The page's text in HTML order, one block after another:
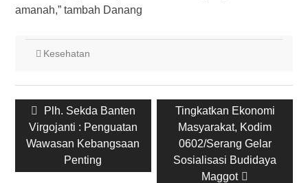
amanah,” tambah Danang
Kesehatan
navigation
Previous
post:
Plh. Sekda Banten
Virgojanti : Penguatan
Wawasan Kebangsaan
Penting
Next
post:
Tingkatkan Ekonomi
Masyarakat, Kodim
0602/Serang Gelar
Sosialisasi Budidaya
Maggot